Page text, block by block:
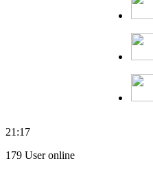
21:17
179 User online